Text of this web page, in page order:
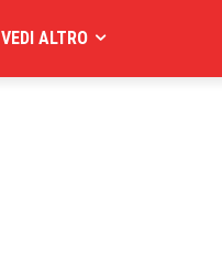
VEDI ALTRO